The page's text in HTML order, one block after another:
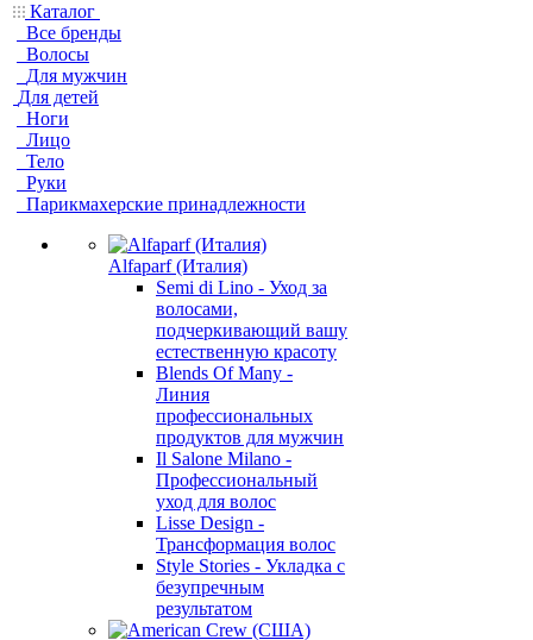
Каталог
Все бренды
Волосы
Для мужчин
Для детей
Ноги
Лицо
Тело
Руки
Парикмахерские принадлежности
Alfaparf (Италия)
Semi di Lino - Уход за
волосами,
подчеркивающий вашу
естественную красоту
Blends Of Many -
Линия
профессиональных
продуктов для мужчин
Il Salone Milano -
Профессиональный
уход для волос
Lisse Design -
Трансформация волос
Style Stories - Укладка с
безупречным
результатом